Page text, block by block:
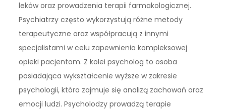
leków oraz prowadzenia terapii farmakologicznej.
Psychiatrzy często wykorzystują różne metody
terapeutyczne oraz współpracują z innymi
specjalistami w celu zapewnienia kompleksowej
opieki pacjentom. Z kolei psycholog to osoba
posiadająca wykształcenie wyższe w zakresie
psychologii, która zajmuje się analizą zachowań oraz
emocji ludzi. Psycholodzy prowadzą terapie